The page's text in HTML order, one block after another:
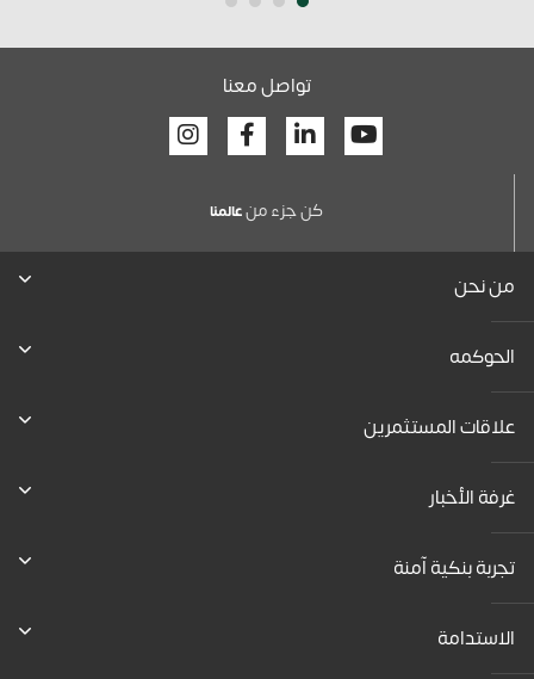
تواصل معنا
Youtube
Linkedin
Facebook
كن جزء منعالمنا
من نحن
الحوكمه
علاقات المستثمرين
غرفة الأخبار
تجربة بنكية آمنة
الاستدامة